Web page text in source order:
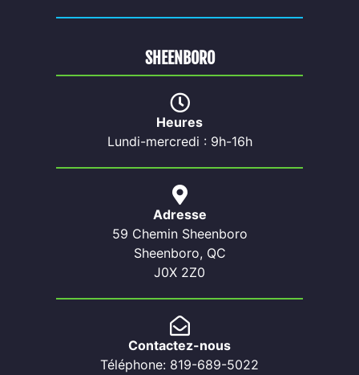
SHEENBORO
Heures
Lundi-mercredi : 9h-16h
Adresse
59 Chemin Sheenboro
Sheenboro, QC
J0X 2Z0
Contactez-nous
Téléphone: 819-689-5022